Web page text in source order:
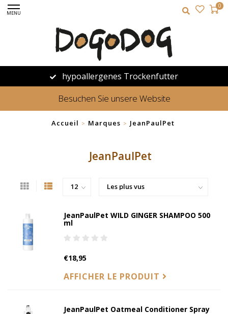
MENU
0
hypoallergenes Trockenfutter
Besuchen Sie unsere Website
Accueil > Marques > JeanPaulPet
JeanPaulPet
JeanPaulPet WILD GINGER SHAMPOO 500
ml
€18,95
AFFICHER LE PRODUIT
JeanPaulPet Oatmeal Conditioner Spray